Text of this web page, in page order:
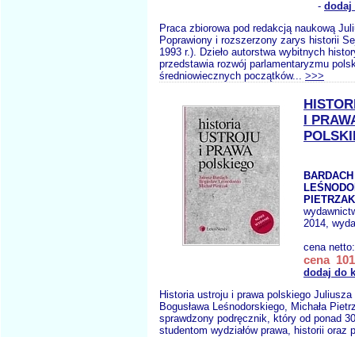
- dodaj
Praca zbiorowa pod redakcją naukową
Poprawiony i rozszerzony zarys historii
1993 r.). Dzieło autorstwa wybitnych
przedstawia rozwój parlamentaryzmu
średniowiecznych początków... >>>
I
2014,
cena
cena
dodaj do
Historia ustroju i prawa polskiego Juliusza
Bogusława Leśnodorskiego, Michała
sprawdzony podręcznik, który od ponad
studentom wydziałów prawa, historii oraz